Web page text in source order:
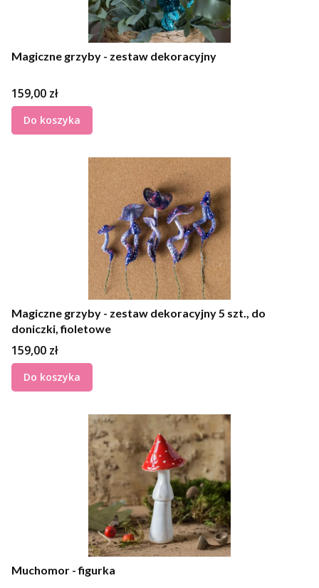
Magiczne grzyby - zestaw dekoracyjny
Cena
159,00 zł
Do koszyka
Magiczne grzyby - zestaw dekoracyjny 5 szt., do
doniczki, fioletowe
Cena
159,00 zł
Do koszyka
Muchomor - figurka